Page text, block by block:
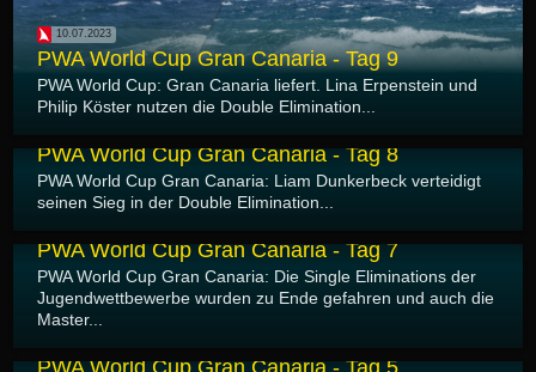
10.07.2023
PWA World Cup Gran Canaria - Tag 9
PWA World Cup: Gran Canaria liefert. Lina Erpenstein und
Philip Köster nutzen die Double Elimination...
PWA World Cup Gran Canaria - Tag 8
PWA World Cup Gran Canaria: Liam Dunkerbeck verteidigt
seinen Sieg in der Double Elimination...
PWA World Cup Gran Canaria - Tag 7
PWA World Cup Gran Canaria: Die Single Eliminations der
Jugendwettbewerbe wurden zu Ende gefahren und auch die
Master...
PWA World Cup Gran Canaria - Tag 5